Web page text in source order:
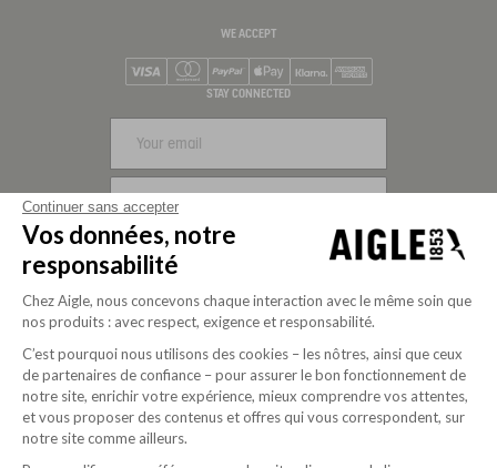
WE ACCEPT
Mastercard
PayPalApple Pay
STAY CONNECTED
Continuer sans accepter
Vos données, notre
responsabilité
Chez Aigle, nous concevons chaque interaction avec le même soin que
nos produits : avec respect, exigence et responsabilité.
C’est pourquoi nous utilisons des cookies – les nôtres, ainsi que ceux
de partenaires de confiance – pour assurer le bon fonctionnement de
notre site, enrichir votre expérience, mieux comprendre vos attentes,
et vous proposer des contenus et offres qui vous correspondent, sur
notre site comme ailleurs.